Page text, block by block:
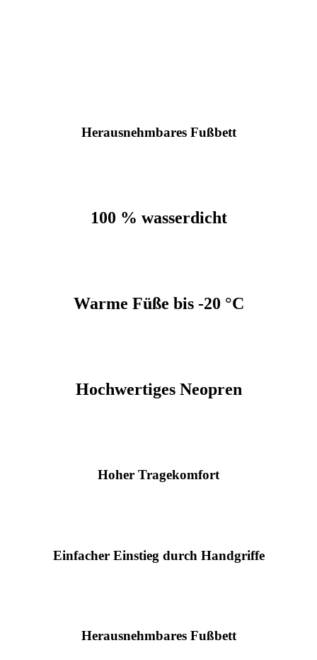
Herausnehmbares Fußbett
100 % wasserdicht
Warme Füße bis -20 °C
Hochwertiges Neopren
Hoher Tragekomfort
Einfacher Einstieg durch Handgriffe
Herausnehmbares Fußbett